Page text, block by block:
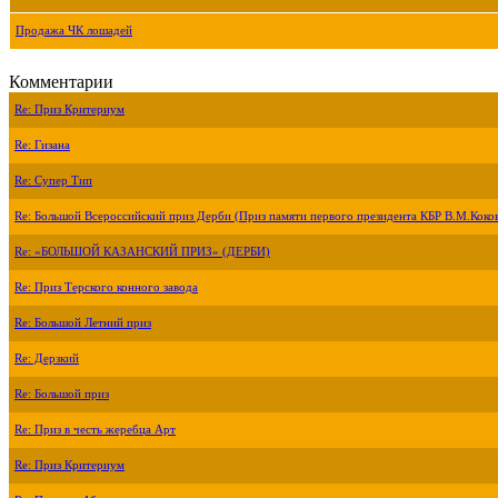
Продажа ЧК лошадей
Комментарии
Re: Приз Критериум
Re: Гизана
Re: Супер Тип
Re: Большой Всероссийский приз Дерби (Приз памяти первого президента КБР
Re: «БОЛЬШОЙ КАЗАНСКИЙ ПРИЗ» (ДЕРБИ)
Re: Приз Терского конного завода
Re: Большой Летний приз
Re: Дерзкий
Re: Большой приз
Re: Приз в честь жеребца Арт
Re: Приз Критериум